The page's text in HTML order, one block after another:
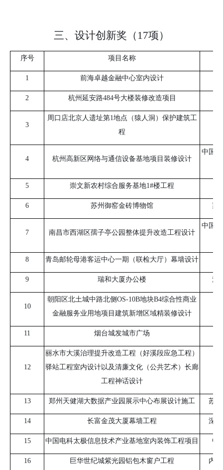
三、设计创新奖（17项）
序号 项目名称
1 前海卓越金融中心室内设计
2 杭州延安路484号大楼装修改造项目
3
周口店北京人遗址第1地点（猿人洞）保护建筑工
程
4 杭州高新区网络与通信设备基地项目装修设计
中国
5 崇文新农村综合服务基地1#楼工程
6 苏州御窑金砖博物馆 苏
7 南昌市西湖区孺子亭公园整体提升改造工程设计
中国
8 青岛邮轮母港客运中心一期（联检大厅）幕墙设计
9 瑞和大厦办公楼 深
10
朝阳区北土城中路北侧 OS-10B地块B4综合性商业
金融服务业用地项目建筑新增区域精装修设计
11 烟台城发城市广场
12
丽水市大溪治理提升改造工程（好溪段应急工程）
驿站工程室内设计以及清廉文化（公共艺术）长廊
工程神话设计
13 郑州天健湖大数据产业园展示中心布展设计施工 苏
14 长富金茂大厦幕墙工程 深
15 中国电科太极信息技术产业基地室内装饰工程项目 中
16 巨华世纪城紫光园铝包木窗户工程 内